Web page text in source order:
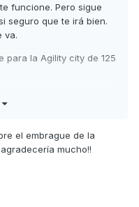
funcione. Pero sigue
seguro que te irá bien.
va.
para la Agility city de 125
CC-150CC-ATV-Go-
el embrague de la
mucho!!